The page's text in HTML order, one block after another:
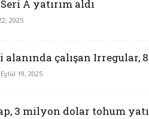
A yatırım aldı
2025
çalışan Irregular,
Eylül 19, 2025
3 milyon dolar tohum